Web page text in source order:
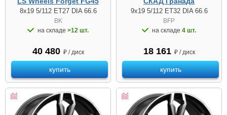
8x19 5/112 ET27 DIA 66.6
BK
на складе >12 шт.
40 480 ₽ / диск
купить
9x19 5/112 ET32 DIA 66.6
BFP
на складе 4 шт.
18 161 ₽ / диск
купить